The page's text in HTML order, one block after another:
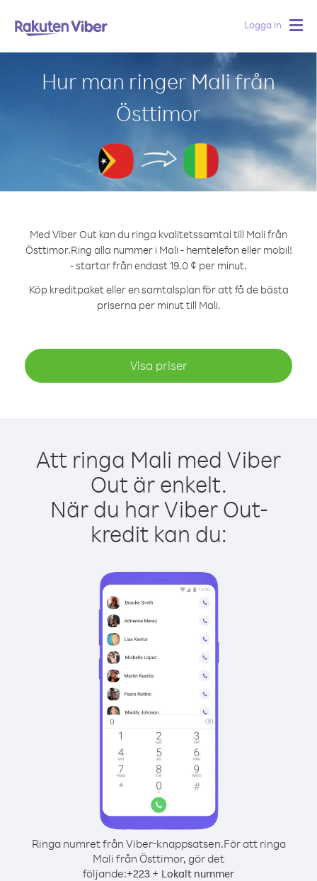
Logga in
Hur man ringer Mali från
Östtimor
Med Viber Out kan du ringa kvalitetssamtal till Mali från
Östtimor.Ring alla nummer i Mali - hemtelefon eller mobil!
- startar från endast 19.0 ¢ per minut.
Köp kreditpaket eller en samtalsplan för att få de bästa
priserna per minut till Mali.
Visa priser
Att ringa Mali med Viber
Out är enkelt.
När du har Viber Out-
kredit kan du:
Ringa numret från Viber-knappsatsen.För att ringa
Mali från Östtimor, gör det
följande:+223 + Lokalt nummer